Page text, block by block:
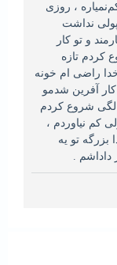
، روزی
پولی نداشت
۳۱ سال سن دارم و ۲۰ تا کارمند و تو کار
شور شروع کردم تازه
شکر خدا راضی ام خونه
آفرین شدمو
به فکر پیشرفت کارمم . از ۲۰ سالگی شروع کردم
کم نیاوردم ،
بزرگه تو یه
داداشم .